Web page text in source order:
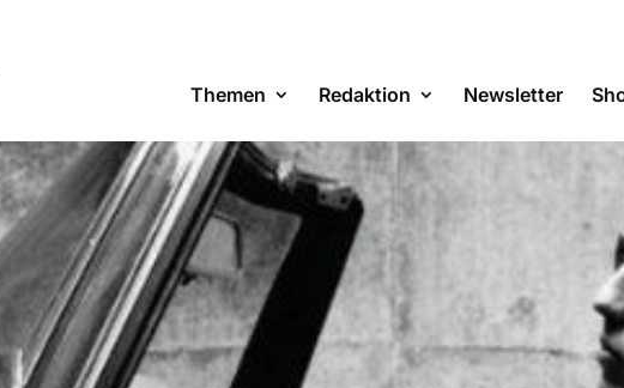
Themen Redaktion Newsletter